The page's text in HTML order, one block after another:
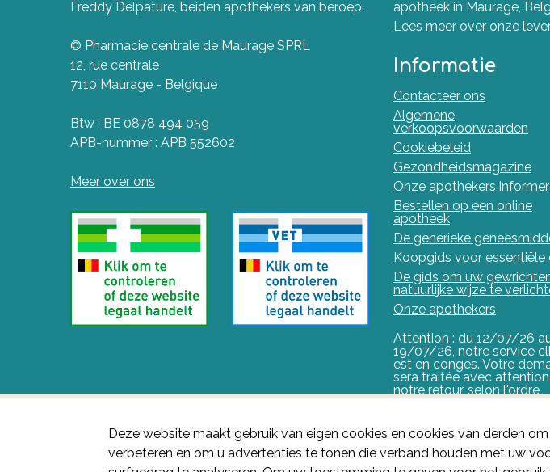
Freddy Delpature, beiden apothekers van beroep.
© Pharmacie centrale de Maurage SPRL
12, rue centrale
7110 Maurage - Belgique
Btw : BE 0878 494 059
APB-nummer : APB 552602
Meer over ons
apotheek in Maurage,
Lees meer over onze
Deze website maakt gebruik van eigen cookies en cookies van derden
verbeteren en om u advertenties te tonen die verband houden met uw
Informatie
Contacteer ons
Algemene
verkoopsvoorwaarden
Cookiebeleid
Gezondheidsmagazine
Onze apothekers
Bestellen op een online
apotheek
De generieke
Koopgids voor essentiële
De gids om uw
natuurlijke wijze te
Onze apothekers
Attention : du 12/07/26
19/07/26, notre service
est en congés. Votre
sera traitée avec
notre retour, selon l'ordre
d'arrivée.
Het FAGG is de